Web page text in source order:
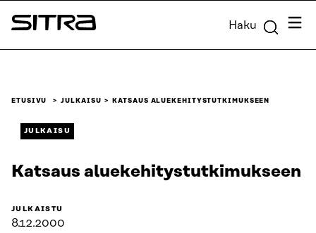
Siirry
suoraan
Sitra Haku
ETUSIVU JULKAISU KATSAUS ALUEKEHITYSTUTKIMUKSEEN
JULKAISU
Katsaus aluekehitystutkimukseen
JULKAISTU
8.12.2000